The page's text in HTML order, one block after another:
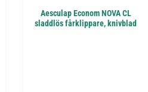
Aesculap Econom NOVA CL
sladdlös fårklippare, knivblad